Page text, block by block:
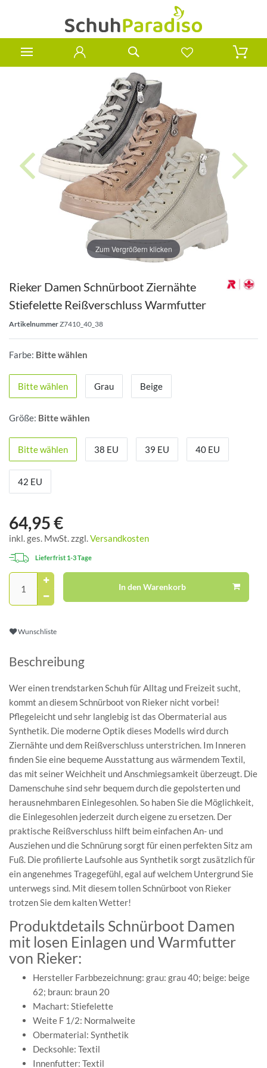
Zum Vergrößern klicken
Rieker Damen Schnürboot Ziernähte
Stiefelette Reißverschluss Warmfutter
ArtikelnummerZ7410_40_38
Farbe: Bitte wählen
Bitte wählen Grau Beige
Größe: Bitte wählen
Bitte wählen 38 EU 39 EU 40 EU
42 EU
64,95 €
inkl. ges. MwSt. zzgl.Versandkosten
Lieferfrist 1-3 Tage
In den Warenkorb
Wunschliste
Beschreibung
Wer einen trendstarken Schuh für Alltag und Freizeit sucht,
kommt an diesem Schnürboot von Rieker nicht vorbei!
Pflegeleicht und sehr langlebig ist das Obermaterial aus
Synthetik. Die moderne Optik dieses Modells wird durch
Ziernähte und dem Reißverschluss unterstrichen. Im Inneren
finden Sie eine bequeme Ausstattung aus wärmendem Textil,
das mit seiner Weichheit und Anschmiegsamkeit überzeugt. Die
Damenschuhe sind sehr bequem durch die gepolsterten und
herausnehmbaren Einlegesohlen. So haben Sie die Möglichkeit,
die Einlegesohlen jederzeit durch eigene zu ersetzen. Der
praktische Reißverschluss hilft beim einfachen An- und
Ausziehen und die Schnürung sorgt für einen perfekten Sitz am
Fuß. Die profilierte Laufsohle aus Synthetik sorgt zusätzlich für
ein angenehmes Tragegefühl, egal auf welchem Untergrund Sie
unterwegs sind. Mit diesem tollen Schnürboot von Rieker
trotzen Sie dem kalten Wetter!
Produktdetails Schnürboot Damen
mit losen Einlagen und Warmfutter
von Rieker:
Hersteller Farbbezeichnung: grau: grau 40; beige: beige
62; braun: braun 20
Machart: Stiefelette
Weite F 1/2: Normalweite
Obermaterial: Synthetik
Decksohle: Textil
Innenfutter: Textil